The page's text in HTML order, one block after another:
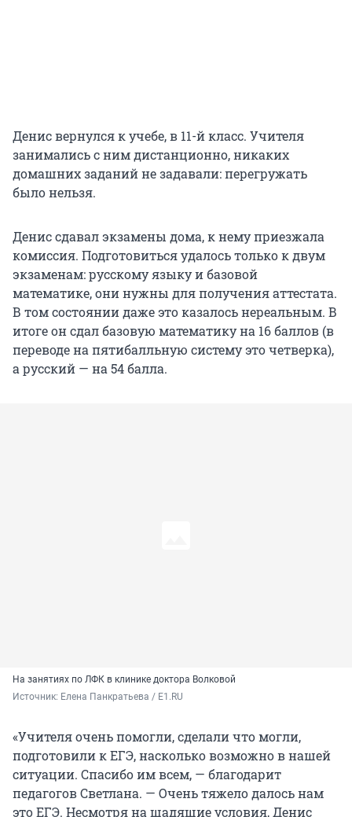
Денис вернулся к учебе, в 11-й класс. Учителя
занимались с ним дистанционно, никаких
домашних заданий не задавали: перегружать
было нельзя.
Денис сдавал экзамены дома, к нему приезжала
комиссия. Подготовиться удалось только к двум
экзаменам: русскому языку и базовой
математике, они нужны для получения аттестата.
В том состоянии даже это казалось нереальным. В
итоге он сдал базовую математику на 16 баллов (в
переводе на пятибалльную систему это четверка),
а русский — на 54 балла.
На занятиях по ЛФК в клинике доктора Волковой
Источник: Елена Панкратьева / E1.RU
«Учителя очень помогли, сделали что могли,
подготовили к ЕГЭ, насколько возможно в нашей
ситуации. Спасибо им всем, — благодарит
педагогов Светлана. — Очень тяжело далось нам
это ЕГЭ. Несмотря на щадящие условия, Денис